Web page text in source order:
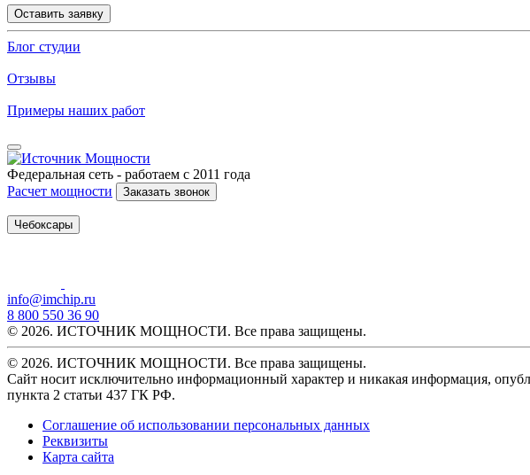
Оставить заявку
Блог студии
Отзывы
Примеры наших работ
Федеральная сеть - работаем с 2011 года
Расчет мощности
Заказать звонок
Чебоксары
info@imchip.ru
8 800 550 36 90
© 2026. ИСТОЧНИК МОЩНОСТИ. Все права защищены.
© 2026. ИСТОЧНИК МОЩНОСТИ. Все права защищены.
Сайт носит исключительно информационный характер и никакая информация,
пункта 2 статьи 437 ГК РФ.
Соглашение об использовании персональных данных
Реквизиты
Карта сайта